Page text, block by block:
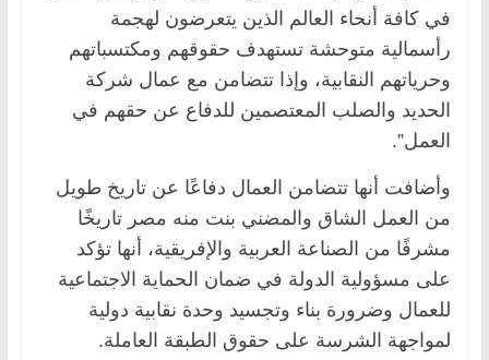
في كافة أنحاء العالم الذين يتعرضون لهجمة
رأسمالية متوحشة تستهدف حقوقهم ومكتسباتهم
وحرياتهم النقابية، وإذا تتضامن مع عمال شركة
الحديد والصلب المعتصمين للدفاع عن حقهم في
العمل”.
وأضافت أنها تتضامن العمال دفاعًا عن تاريخ طويل
من العمل الشاق والمضني بنت منه مصر تاريخًا
مشرفًا من الصناعة العربية والإفريقية، أنها تؤكد
على مسؤولية الدولة في ضمان الحماية الاجتماعية
للعمال وضرورة بناء وتجسيد وحدة نقابية دولية
لمواجهة الشرسة على حقوق الطبقة العاملة.